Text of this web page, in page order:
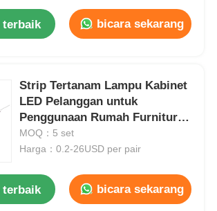
terbaik bicara sekarang
Strip Tertanam Lampu Kabinet
LED Pelanggan untuk
Penggunaan Rumah Furnitur
Kamar Tidur
MOQ：5 set
Harga：0.2-26USD per pair
terbaik bicara sekarang